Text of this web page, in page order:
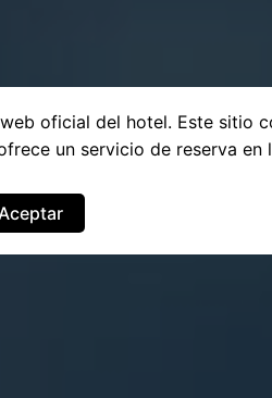
oficial del hotel. Este sitio
un servicio de reserva en